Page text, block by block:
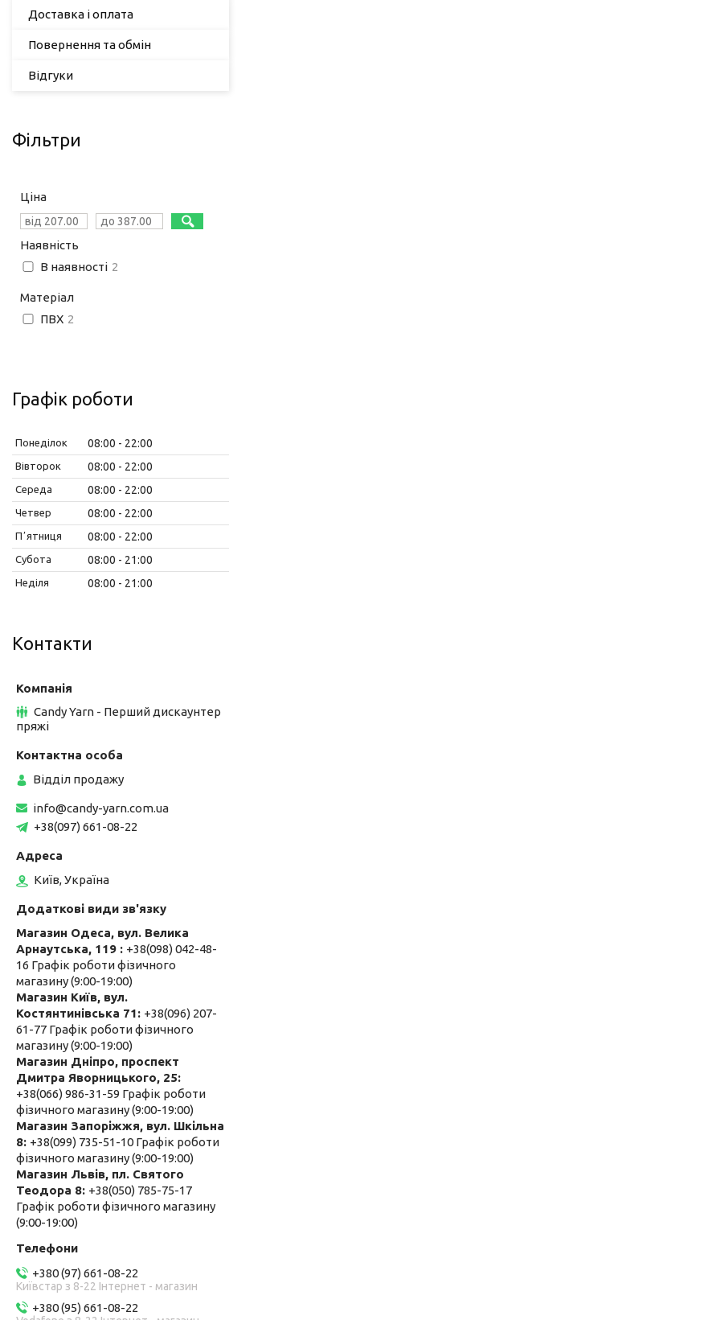
Доставка і оплата
Повернення та обмін
Відгуки
Фільтри
Ціна
Наявність
В наявності 2
Матеріал
ПВХ 2
Графік роботи
Понеділок 08:00 22:00
Вівторок 08:00 22:00
Середа 08:00 22:00
Четвер 08:00 22:00
Пʼятниця 08:00 22:00
Субота 08:00 21:00
Неділя 08:00 21:00
Контакти
Candy Yarn - Перший дискаунтер
пряжі
Відділ продажу
info@candy-yarn.com.ua
+38(097) 661-08-22
Київ, Україна
Магазин Одеса, вул. Велика
Арнаутська, 119
+38(098) 042-48-
16 Графік роботи фізичного
магазину (9:00-19:00)
Магазин Київ, вул.
Костянтинівська 71
+38(096) 207-
61-77 Графік роботи фізичного
магазину (9:00-19:00)
Магазин Дніпро, проспект
Дмитра Яворницького, 25
+38(066) 986-31-59 Графік роботи
фізичного магазину (9:00-19:00)
Магазин Запоріжжя, вул. Шкільна
8 +38(099) 735-51-10 Графік роботи
фізичного магазину (9:00-19:00)
Магазин Львів, пл. Святого
Теодора 8 +38(050) 785-75-17
Графік роботи фізичного магазину
(9:00-19:00)
+380 (97) 661-08-22
Київстар з 8-22 Інтернет - магазин
+380 (95) 661-08-22